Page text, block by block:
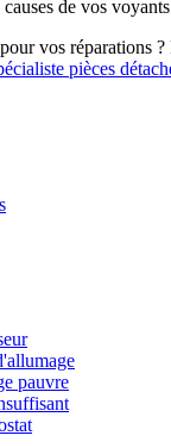
de vos
vos réparations
pièces
pauvre